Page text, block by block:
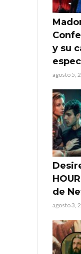
y su
agosto 5,
de
agosto 3,